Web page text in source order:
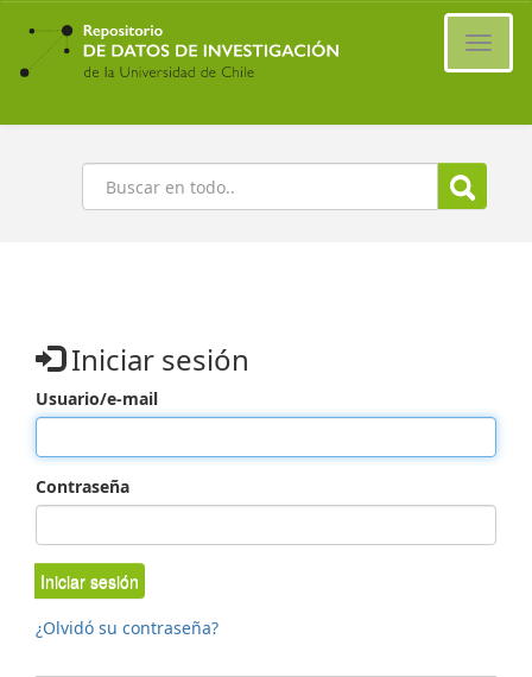
Ir
contenido
principal
Buscar
Iniciar sesión
Usuario/e-mail
Contraseña
Iniciar sesión
¿Olvidó su contraseña?